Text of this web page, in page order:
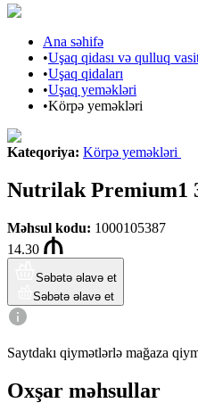
Ana səhifə
•Uşaq qidası və qulluq
•Uşaq qidaları
•Uşaq yeməkləri
•Körpə yeməkləri
Kateqoriya: Körpə yeməkləri
Nutrilak Premium1
Məhsul kodu: 1000105387
14.30
Səbətə əlavə et
Səbətə əlavə et
Saytdakı qiymətlərlə mağaza
Oxşar məhsullar